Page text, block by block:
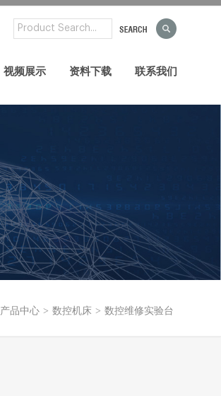
视频展示 资料下载 联系我们
产品中心 > 数控机床 > 数控维修实验台